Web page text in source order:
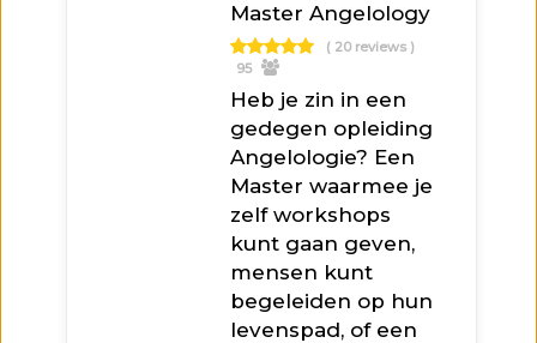
Master Angelology
( 20 reviews )
95
Heb je zin in een
gedegen opleiding
Angelologie? Een
Master waarmee je
zelf workshops
kunt gaan geven,
mensen kunt
begeleiden op hun
levenspad, of een